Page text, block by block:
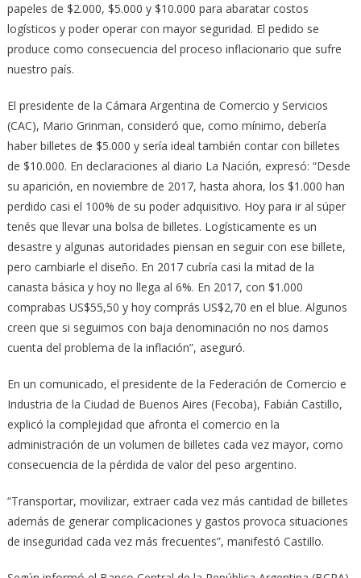
papeles de $2.000, $5.000 y $10.000 para abaratar costos
logísticos y poder operar con mayor seguridad. El pedido se
produce como consecuencia del proceso inflacionario que sufre
nuestro país.
El presidente de la Cámara Argentina de Comercio y Servicios
(CAC), Mario Grinman, consideró que, como mínimo, debería
haber billetes de $5.000 y sería ideal también contar con billetes
de $10.000. En declaraciones al diario La Nación, expresó: “Desde
su aparición, en noviembre de 2017, hasta ahora, los $1.000 han
perdido casi el 100% de su poder adquisitivo. Hoy para ir al súper
tenés que llevar una bolsa de billetes. Logísticamente es un
desastre y algunas autoridades piensan en seguir con ese billete,
pero cambiarle el diseño. En 2017 cubría casi la mitad de la
canasta básica y hoy no llega al 6%. En 2017, con $1.000
comprabas US$55,50 y hoy comprás US$2,70 en el blue. Algunos
creen que si seguimos con baja denominación no nos damos
cuenta del problema de la inflación”, aseguró.
En un comunicado, el presidente de la Federación de Comercio e
Industria de la Ciudad de Buenos Aires (Fecoba), Fabián Castillo,
explicó la complejidad que afronta el comercio en la
administración de un volumen de billetes cada vez mayor, como
consecuencia de la pérdida de valor del peso argentino.
“Transportar, movilizar, extraer cada vez más cantidad de billetes
además de generar complicaciones y gastos provoca situaciones
de inseguridad cada vez más frecuentes”, manifestó Castillo.